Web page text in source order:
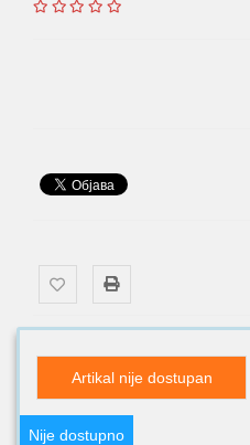
Artikal nije dostupan
Nije dostupno